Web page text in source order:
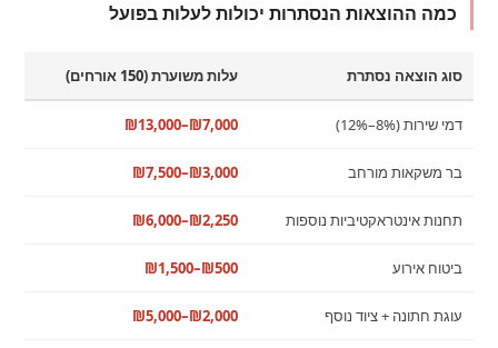
כמה ההוצאות הנסתרות יכולות לעלות בפועל
סוג הוצאה נסתרת עלות משוערת (150 אורחים)
דמי שירות (8%–12%) ₪7,000–₪13,000
בר משקאות מורחב ₪3,000–₪7,500
תחנות אינטראקטיביות נוספות ₪2,250–₪6,000
ביטוח אירוע ₪500–₪1,500
עוגת חתונה + ציוד נוסף ₪2,000–₪5,000